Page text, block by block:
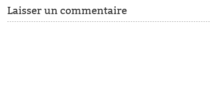
Laisser un commentaire